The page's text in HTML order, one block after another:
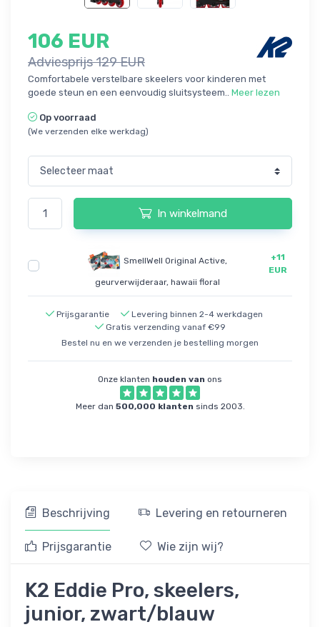
106 EUR
Adviesprijs 129 EUR
Comfortabele verstelbare skeelers voor kinderen met
goede steun en een eenvoudig sluitsysteem.. Meer lezen
Op voorraad
(We verzenden elke werkdag)
In winkelmand
SmellWell Original Active,
geurverwijderaar, hawaii floral
+11
EUR
Prijsgarantie
Levering binnen 2-4 werkdagen
Gratis verzending vanaf €99
Bestel nu en we verzenden je bestelling morgen
Onze klanten houden van ons
Meer dan 500,000 klanten sinds 2003.
Beschrijving Levering en retourneren
Prijsgarantie Wie zijn wij?
K2 Eddie Pro, skeelers,
junior, zwart/blauw